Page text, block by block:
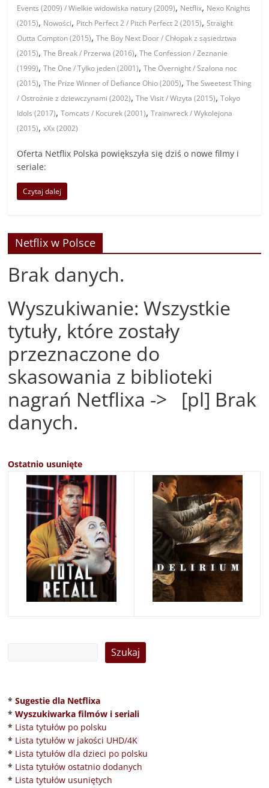
Events (2009) / Wielkie widowiska natury (2009), Netflix, Nexo Knights
(2015), Nowości, Pitch Perfect 2 / Pitch Perfect 2 (2015),Straight
Outta Compton (2015),The Boy Next Door / Chłopak z sąsiedztwa
(2015),The Break / Przerwa (2016),The Confession / Zeznanie
(1999),The One / Tylko jeden (2001),The Overnight / Szalona noc
(2015),The Prize Winner of Defiance Ohio (2005),The Sweetest Thing
/ Ostrożnie z dziewczynami (2002),The Visit / Wizyta (2015),Tokyo
Idols (2017),Tomcats / Kocurek (2001),Trainwreck / Wykolejona
(2015),xXx (2002)
Oferta Netflix Polska powiększyła się dziś o nowe filmy i
seriale:
Czytaj dalej
Netflix w Polsce
Brak danych.
Wyszukiwanie: Wszystkie
tytuły, które zostały
przeznaczone do
skasowania z biblioteki
nagrań Netflixa -> [pl] Brak
danych.
Ostatnio usunięte
* Sugestie dla Netflixa
* Wyszukiwarka filmów i seriali
* Lista tytułów po polsku
* Lista tytułów w jakości UHD/4K
* Lista tytułów dla dzieci po polsku
* Lista tytułów ostatnio dodanych
* Lista tytułów usuniętych